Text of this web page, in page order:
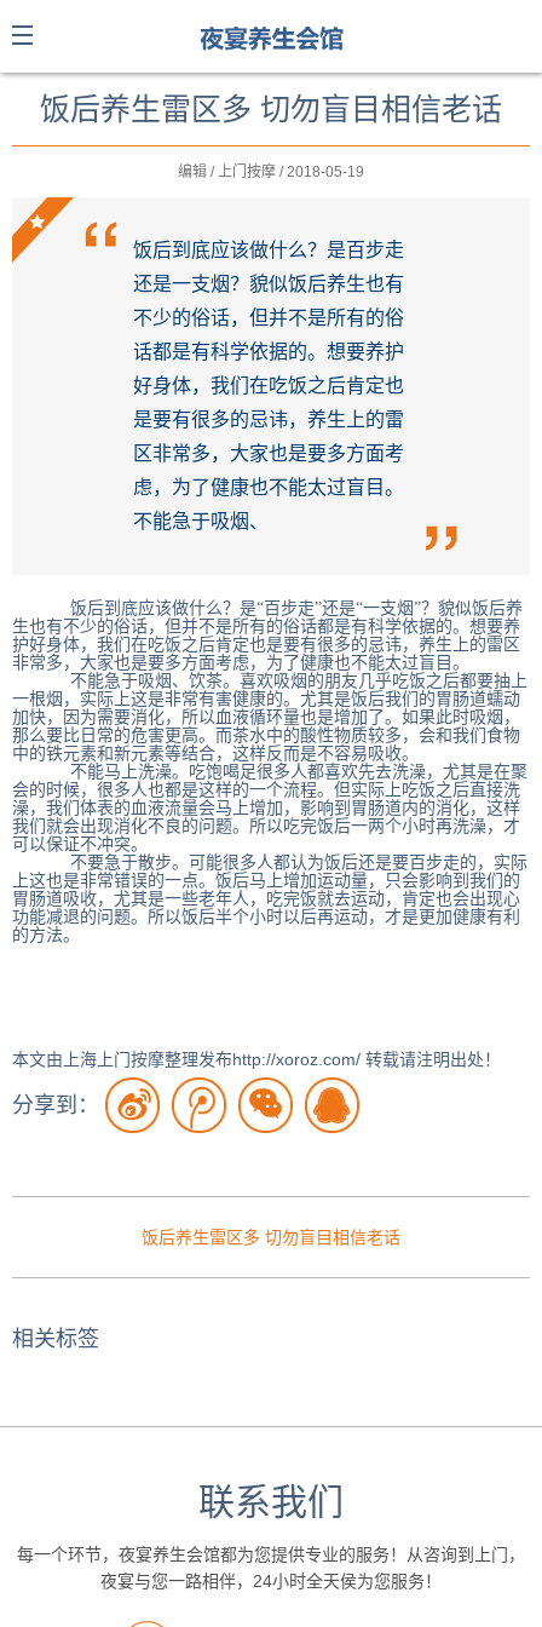
饭后养生雷区多 切勿盲目相信老话
编辑 / 上门按摩 / 2018-05-19
饭后到底应该做什么？是百步走
还是一支烟？貌似饭后养生也有
不少的俗话，但并不是所有的俗
话都是有科学依据的。想要养护
好身体，我们在吃饭之后肯定也
是要有很多的忌讳，养生上的雷
区非常多，大家也是要多方面考
虑，为了健康也不能太过盲目。
不能急于吸烟、
饭后到底应该做什么？是“百步走”还是“一支烟”？貌似饭后养
生也有不少的俗话，但并不是所有的俗话都是有科学依据的。想要养
护好身体，我们在吃饭之后肯定也是要有很多的忌讳，养生上的雷区
非常多，大家也是要多方面考虑，为了健康也不能太过盲目。
不能急于吸烟、饮茶。喜欢吸烟的朋友几乎吃饭之后都要抽上
一根烟，实际上这是非常有害健康的。尤其是饭后我们的胃肠道蠕动
加快，因为需要消化，所以血液循环量也是增加了。如果此时吸烟，
那么要比日常的危害更高。而茶水中的酸性物质较多，会和我们食物
中的铁元素和新元素等结合，这样反而是不容易吸收。
不能马上洗澡。吃饱喝足很多人都喜欢先去洗澡，尤其是在聚
会的时候，很多人也都是这样的一个流程。但实际上吃饭之后直接洗
澡，我们体表的血液流量会马上增加，影响到胃肠道内的消化，这样
我们就会出现消化不良的问题。所以吃完饭后一两个小时再洗澡，才
可以保证不冲突。
不要急于散步。可能很多人都认为饭后还是要百步走的，实际
上这也是非常错误的一点。饭后马上增加运动量，只会影响到我们的
胃肠道吸收，尤其是一些老年人，吃完饭就去运动，肯定也会出现心
功能减退的问题。所以饭后半个小时以后再运动，才是更加健康有利
的方法。
本文由上海上门按摩整理发布http://xoroz.com/ 转载请注明出处！
分享到：
饭后养生雷区多 切勿盲目相信老话
相关标签
联系我们
每一个环节，夜宴养生会馆都为您提供专业的服务！从咨询到上门，
夜宴与您一路相伴，24小时全天侯为您服务！